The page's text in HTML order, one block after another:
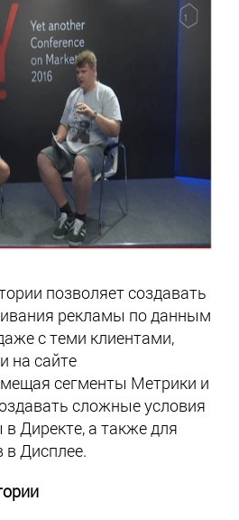
позволяет создавать
рекламы по данным
с теми клиентами,
на сайте
сегменты Метрики и
сложные условия
Директе, а такжедля
в Дисплее.